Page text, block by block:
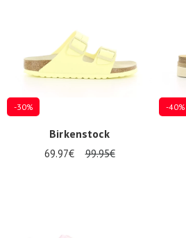
-30%
Birkenstock
69.97€ 99.95€
-40%